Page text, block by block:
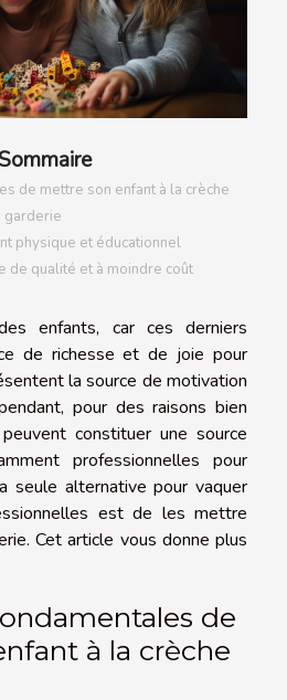
Sommaire
de mettre son enfant à la crèche
garderie
physique et éducationnel
de qualité et à moindre coût
enfants, car ces derniers
de richesse et de joie pour
la source de motivation
pour des raisons bien
constituer une source
professionnelles pour
seule alternative pour vaquer
est de les mettre
Cet article vous donne plus
de
à la crèche